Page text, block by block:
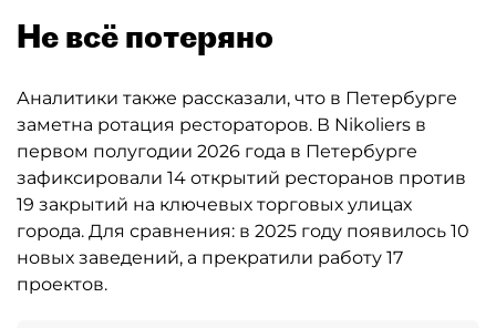
Не всё потеряно
Аналитики также рассказали, что в Петербурге
заметна ротация рестораторов. В Nikoliers в
первом полугодии 2026 года в Петербурге
зафиксировали 14 открытий ресторанов против
19 закрытий на ключевых торговых улицах
города. Для сравнения: в 2025 году появилось 10
новых заведений, а прекратили работу 17
проектов.